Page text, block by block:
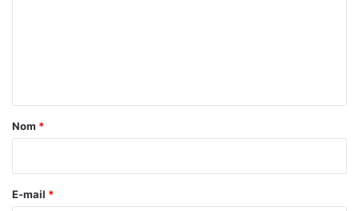
a
e
Nom *
E-mail *